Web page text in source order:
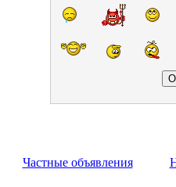
Частные объявления